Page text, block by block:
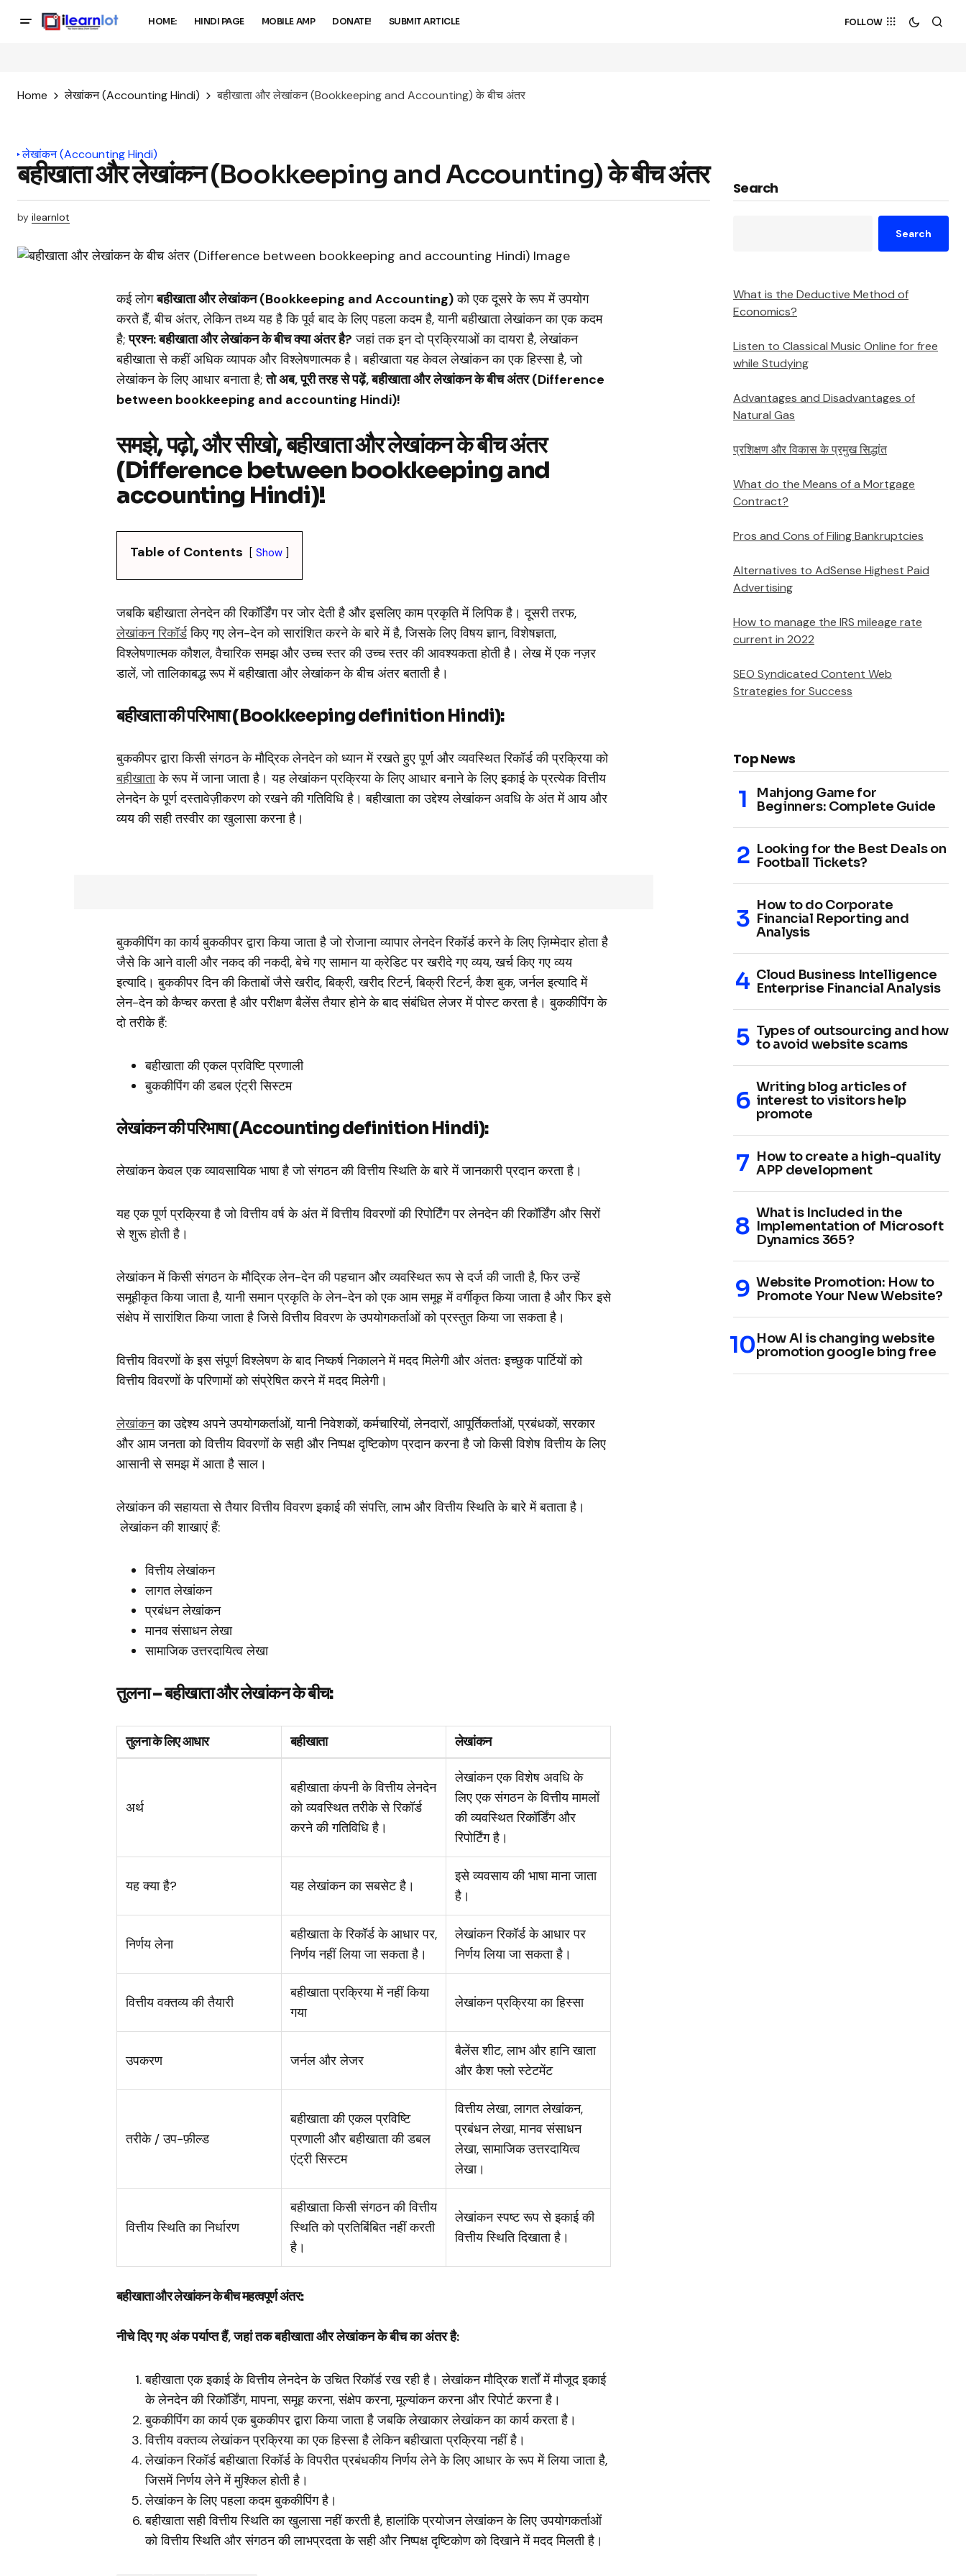
HOME: HINDI PAGE MOBILE AMP DONATE! SUBMIT ARTICLE FOLLOW
Home लेखांकन (Accounting Hindi) बहीखाता और लेखांकन (Bookkeeping and Accounting) के बीच अंतर
लेखांकन (Accounting Hindi)
बहीखाता और लेखांकन (Bookkeeping and Accounting) के बीच अंतर
by ilearnlot
कई लोगबहीखाता और लेखांकन (Bookkeeping and Accounting)को एक दूसरे के रूप में उपयोग
करते हैं, बीच अंतर, लेकिन तथ्य यह है कि पूर्व बाद के लिए पहला कदम है, यानी बहीखाता लेखांकन का एक कदम
है;प्रश्न: बहीखाता और लेखांकन के बीच क्या अंतर है? जहां तक ​​इन दो प्रक्रियाओं का दायरा है, लेखांकन
बहीखाता से कहीं अधिक व्यापक और विश्लेषणात्मक है। बहीखाता यह केवल लेखांकन का एक हिस्सा है, जो
लेखांकन के लिए आधार बनाता है;तो अब, पूरी तरह से पढ़ें, बहीखाता और लेखांकन के बीच अंतर (Difference
between bookkeeping and accounting Hindi)!
समझे, पढ़ो, और सीखो, बहीखाता और लेखांकन के बीच अंतर
(Difference between bookkeeping and
accounting Hindi)!
Table of Contents Show
जबकि बहीखाता लेनदेन की रिकॉर्डिंग पर जोर देती है और इसलिए काम प्रकृति में लिपिक है। दूसरी तरफ,
लेखांकन रिकॉर्डकिए गए लेन-देन को सारांशित करने के बारे में है, जिसके लिए विषय ज्ञान, विशेषज्ञता,
विश्लेषणात्मक कौशल, वैचारिक समझ और उच्च स्तर की उच्च स्तर की आवश्यकता होती है। लेख में एक नज़र
डालें, जो तालिकाबद्ध रूप में बहीखाता और लेखांकन के बीच अंतर बताती है।
बहीखाता की परिभाषा (Bookkeeping definition Hindi):
बुककीपर द्वारा किसी संगठन के मौद्रिक लेनदेन को ध्यान में रखते हुए पूर्ण और व्यवस्थित रिकॉर्ड की प्रक्रिया को
बहीखाताके रूप में जाना जाता है। यह लेखांकन प्रक्रिया के लिए आधार बनाने के लिए इकाई के प्रत्येक वित्तीय
लेनदेन के पूर्ण दस्तावेज़ीकरण को रखने की गतिविधि है। बहीखाता का उद्देश्य लेखांकन अवधि के अंत में आय और
व्यय की सही तस्वीर का खुलासा करना है।
बुककीपिंग का कार्य बुककीपर द्वारा किया जाता है जो रोजाना व्यापार लेनदेन रिकॉर्ड करने के लिए ज़िम्मेदार होता है
जैसे कि आने वाली और नकद की नकदी, बेचे गए सामान या क्रेडिट पर खरीदे गए व्यय, खर्च किए गए व्यय
इत्यादि। बुककीपर दिन की किताबों जैसे खरीद, बिक्री, खरीद रिटर्न, बिक्री रिटर्न, कैश बुक, जर्नल इत्यादि में
लेन-देन को कैप्चर करता है और परीक्षण बैलेंस तैयार होने के बाद संबंधित लेजर में पोस्ट करता है। बुककीपिंग के
दो तरीके हैं:
बहीखाता की एकल प्रविष्टि प्रणाली
बुककीपिंग की डबल एंट्री सिस्टम
लेखांकन की परिभाषा (Accounting definition Hindi):
लेखांकन केवल एक व्यावसायिक भाषा है जो संगठन की वित्तीय स्थिति के बारे में जानकारी प्रदान करता है ।
यह एक पूर्ण प्रक्रिया है जो वित्तीय वर्ष के अंत में वित्तीय विवरणों की रिपोर्टिंग पर लेनदेन की रिकॉर्डिंग और सिरों
से शुरू होती है।
लेखांकन में किसी संगठन के मौद्रिक लेन-देन की पहचान और व्यवस्थित रूप से दर्ज की जाती है, फिर उन्हें
समूहीकृत किया जाता है, यानी समान प्रकृति के लेन-देन को एक आम समूह में वर्गीकृत किया जाता है और फिर इसे
संक्षेप में सारांशित किया जाता है जिसे वित्तीय विवरण के उपयोगकर्ताओं को प्रस्तुत किया जा सकता है ।
वित्तीय विवरणों के इस संपूर्ण विश्लेषण के बाद निष्कर्ष निकालने में मदद मिलेगी और अंततः इच्छुक पार्टियों को
वित्तीय विवरणों के परिणामों को संप्रेषित करने में मदद मिलेगी।
लेखांकनका उद्देश्य अपने उपयोगकर्ताओं, यानी निवेशकों, कर्मचारियों, लेनदारों, आपूर्तिकर्ताओं, प्रबंधकों, सरकार
और आम जनता को वित्तीय विवरणों के सही और निष्पक्ष दृष्टिकोण प्रदान करना है जो किसी विशेष वित्तीय के लिए
आसानी से समझ में आता है साल।
लेखांकन की सहायता से तैयार वित्तीय विवरण इकाई की संपत्ति, लाभ और वित्तीय स्थिति के बारे में बताता है।
लेखांकन की शाखाएं हैं:
वित्तीय लेखांकन
लागत लेखांकन
प्रबंधन लेखांकन
मानव संसाधन लेखा
सामाजिक उत्तरदायित्व लेखा
तुलना – बहीखाता और लेखांकन के बीच:
तुलना के लिए आधार बहीखाता लेखांकन
अर्थ
बहीखाता कंपनी के वित्तीय लेनदेन
को व्यवस्थित तरीके से रिकॉर्ड
करने की गतिविधि है।
लेखांकन एक विशेष अवधि के
लिए एक संगठन के वित्तीय मामलों
की व्यवस्थित रिकॉर्डिंग और
रिपोर्टिंग है।
यह क्या है? यह लेखांकन का सबसेट है।
इसे व्यवसाय की भाषा माना जाता
है।
निर्णय लेना
बहीखाता के रिकॉर्ड के आधार पर,
निर्णय नहीं लिया जा सकता है।
लेखांकन रिकॉर्ड के आधार पर
निर्णय लिया जा सकता है।
वित्तीय वक्तव्य की तैयारी
बहीखाता प्रक्रिया में नहीं किया
गया
लेखांकन प्रक्रिया का हिस्सा
उपकरण जर्नल और लेजर
बैलेंस शीट, लाभ और हानि खाता
और कैश फ्लो स्टेटमेंट
तरीके / उप-फ़ील्ड
बहीखाता की एकल प्रविष्टि
प्रणाली और बहीखाता की डबल
एंट्री सिस्टम
वित्तीय लेखा, लागत लेखांकन,
प्रबंधन लेखा, मानव संसाधन
लेखा, सामाजिक उत्तरदायित्व
लेखा।
वित्तीय स्थिति का निर्धारण
बहीखाता किसी संगठन की वित्तीय
स्थिति को प्रतिबिंबित नहीं करती
है।
लेखांकन स्पष्ट रूप से इकाई की
वित्तीय स्थिति दिखाता है।
बहीखाता और लेखांकन के बीच महत्वपूर्ण अंतर:
नीचे दिए गए अंक पर्याप्त हैं, जहां तक ​​बहीखाता और लेखांकन के बीच का अंतर है:
बहीखाता एक इकाई के वित्तीय लेनदेन के उचित रिकॉर्ड रख रही है। लेखांकन मौद्रिक शर्तों में मौजूद इकाई
के लेनदेन की रिकॉर्डिंग, मापना, समूह करना, संक्षेप करना, मूल्यांकन करना और रिपोर्ट करना है।
बुककीपिंग का कार्य एक बुककीपर द्वारा किया जाता है जबकि लेखाकार लेखांकन का कार्य करता है।
वित्तीय वक्तव्य लेखांकन प्रक्रिया का एक हिस्सा है लेकिन बहीखाता प्रक्रिया नहीं है।
लेखांकन रिकॉर्ड बहीखाता रिकॉर्ड के विपरीत प्रबंधकीय निर्णय लेने के लिए आधार के रूप में लिया जाता है,
जिसमें निर्णय लेने में मुश्किल होती है।
लेखांकन के लिए पहला कदम बुककीपिंग है।
बहीखाता सही वित्तीय स्थिति का खुलासा नहीं करती है, हालांकि प्रयोजन लेखांकन के लिए उपयोगकर्ताओं
को वित्तीय स्थिति और संगठन की लाभप्रदता के सही और निष्पक्ष दृष्टिकोण को दिखाने में मदद मिलती है।
Search
Search
What is the Deductive Method of
Economics?
Listen to Classical Music Online for free
while Studying
Advantages and Disadvantages of
Natural Gas
प्रशिक्षण और विकास के प्रमुख सिद्धांत
What do the Means of a Mortgage
Contract?
Pros and Cons of Filing Bankruptcies
Alternatives to AdSense Highest Paid
Advertising
How to manage the IRS mileage rate
current in 2022
SEO Syndicated Content Web
Strategies for Success
Top News
Mahjong Game for
Beginners: Complete Guide
Looking for the Best Deals on
Football Tickets?
How to do Corporate
Financial Reporting and
Analysis
Cloud Business Intelligence
Enterprise Financial Analysis
Types of outsourcing and how
to avoid website scams
Writing blog articles of
interest to visitors help
promote
How to create a high-quality
APP development
What is Included in the
Implementation of Microsoft
Dynamics 365?
Website Promotion: How to
Promote Your New Website?
How AI is changing website
promotion google bing free